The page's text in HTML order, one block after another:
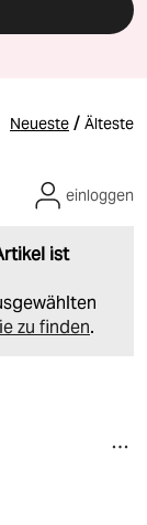
Neueste / Älteste
ist
zu finden.
einloggen